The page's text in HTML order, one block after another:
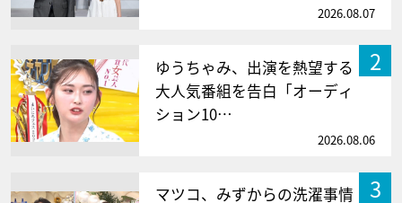
2026.08.07
2
ゆうちゃみ、出演を熱望する
大人気番組を告白「オーディ
ション10…
2026.08.06
3
マツコ、みずからの洗濯事情